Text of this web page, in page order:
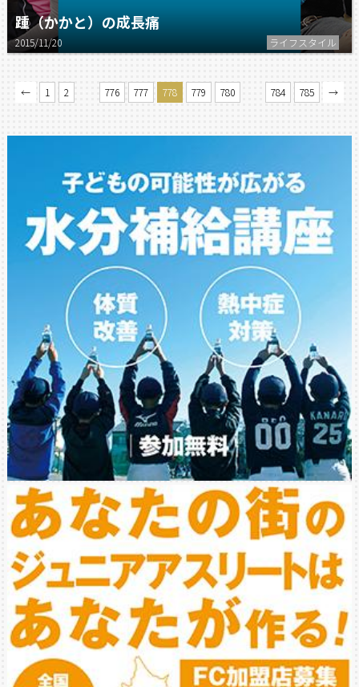
踵（かかと）の成長痛
2015/11/20 ライフスタイル
← 1 2 776 777 778 779 780 784 785 →